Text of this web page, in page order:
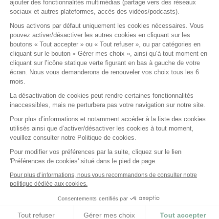
ajouter des fonctionnalités multimédias (partage vers des réseaux
sociaux et autres plateformes, accès des vidéos/podcasts).
Nous activons par défaut uniquement les cookies nécessaires. Vous
pouvez activer/désactiver les autres cookies en cliquant sur les
boutons « Tout accepter » ou « Tout refuser », ou par catégories en
cliquant sur le bouton « Gérer mes choix », ainsi qu’à tout moment en
cliquant sur l’icône statique verte figurant en bas à gauche de votre
écran. Nous vous demanderons de renouveler vos choix tous les 6
mois.
La désactivation de cookies peut rendre certaines fonctionnalités
inaccessibles, mais ne perturbera pas votre navigation sur notre site.
Pour plus d’informations et notamment accéder à la liste des cookies
utilisés ainsi que d’activer/désactiver les cookies à tout moment,
veuillez consulter notre Politique de cookies.
Pour modifier vos préférences par la suite, cliquez sur le lien
'Préférences de cookies' situé dans le pied de page.
Pour plus d’informations, nous vous recommandons de consulter notre
politique dédiée aux cookies.
Consentements certifiés par
Tout refuser Gérer mes choix Tout accepter
Formations certifiantes
Formations inter-entreprises
Formations intra-entreprises
Cycles d'actualité
Soyez alerté de nos nouvelles informations
Suivez-nous sur Linkedin
2026 Tous droits réservés.
Fidal Formations par Lemon Interactive
Gestion des cookies
Mentions légales